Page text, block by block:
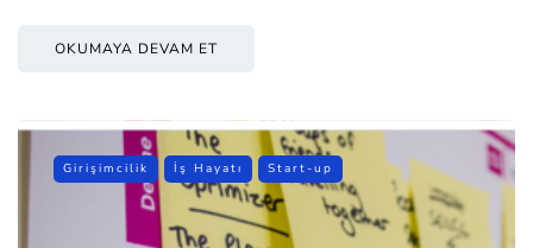
OKUMAYA DEVAM ET
Girişimcilik İş Hayatı Start-up